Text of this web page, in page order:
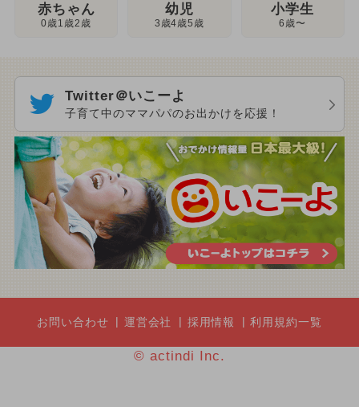
赤ちゃん
0歳1歳2歳
幼児
3歳4歳5歳
小学生
6歳〜
Twitter＠いこーよ
子育て中のママパパのお出かけを応援！
お問い合わせ 運営会社 採用情報 利用規約一覧
© actindi Inc.